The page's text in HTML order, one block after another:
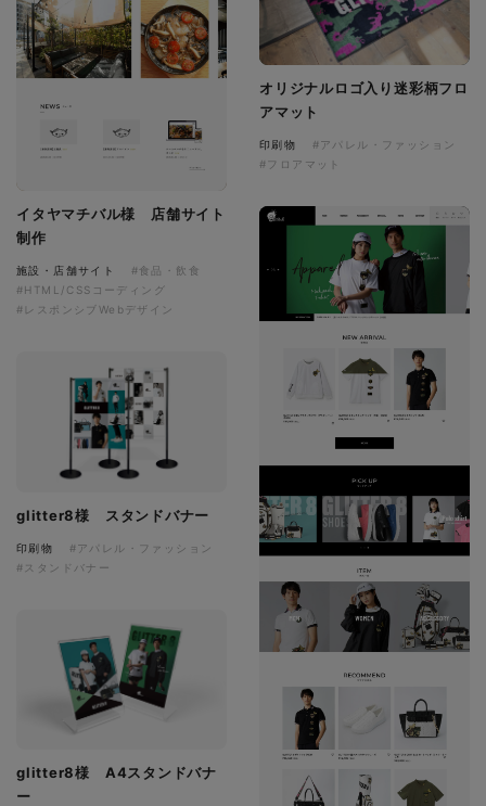
イタヤマチバル様 店舗サイト
制作
施設・店舗サイト
#食品・飲食
#HTML/CSSコーディング
#レスポンシブWebデザイン
オリジナルロゴ入り迷彩柄フロ
アマット
印刷物
#アパレル・ファッション
#フロアマット
glitter8様 スタンドバナー
印刷物
#アパレル・ファッション
#スタンドバナー
glitter8様 A4スタンドバナ
ー